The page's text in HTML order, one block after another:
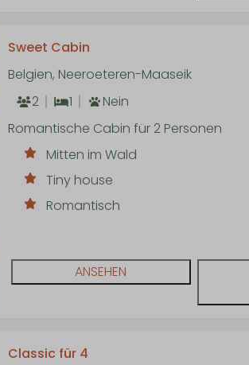
Sweet Cabin
Belgien, Neeroeteren-Maaseik
2
1
Nein
Romantische Cabin für 2 Personen
Mitten im Wald
Tiny house
Romantisch
ANSEHEN
Classic für 4